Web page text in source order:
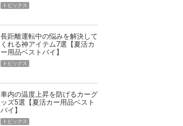
トピックス
長距離運転中の悩みを解決して
くれる神アイテム7選【夏活カ
ー用品ベストバイ】
トピックス
車内の温度上昇を防げるカーグ
ッズ5選【夏活カー用品ベスト
バイ】
トピックス